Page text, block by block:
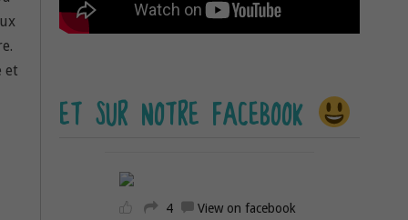
et
ET SUR NOTRE FACEBOOK
4 View on facebook